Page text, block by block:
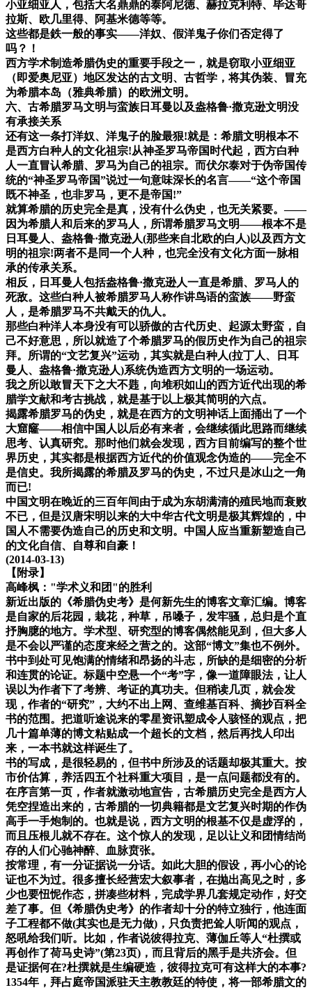
小亚细亚人，包括大名鼎鼎的泰阿尼徳、赫拉克利特、毕达哥
拉斯、欧几里得、阿基米德等等。
这些都是鉄一般的事实——洋奴、假洋鬼子你们否定得了
吗？！
西方学术制造希腊伪史的重要手段之一，就是窃取小亚细亚
（即爱奥尼亚）地区发达的古文明、古哲学，将其伪装、冒充
为希腊本岛（雅典希腊）的欧洲文明。
六、古希腊罗马文明与蛮族日耳曼以及盎格鲁·撒克逊文明没
有承接关系
还有这一条打洋奴、洋鬼子的脸最狠!就是：希腊文明根本不
是西方白种人的文化祖宗!从神圣罗马帝国时代起，西方白种
人一直冒认希腊、罗马为自己的祖宗。而伏尔泰对于伪帝国传
统的“神圣罗马帝国”说过一句意味深长的名言——“这个帝国
既不神圣，也非罗马，更不是帝国!”
就算希腊的历史完全是真，没有什么伪史，也无关紧要。——
因为希腊人和后来的罗马人，所谓希腊罗马文明——根本不是
日耳曼人、盎格鲁·撒克逊人(那些来自北欧的白人)以及西方文
明的祖宗!两者不是同一个人种，也完全没有文化方面一脉相
承的传承关系。
相反，日耳曼人包括盎格鲁·撒克逊人一直是希腊、罗马人的
死敌。这些白种人被希腊罗马人称作讲鸟语的蛮族——野蛮
人，是希腊罗马不共戴天的仇人。
那些白种洋人本身没有可以骄傲的古代历史、起源太野蛮，自
己不好意思，所以就造了个希腊罗马的假历史作为自己的祖宗
拜。所谓的“文艺复兴”运动，其实就是白种人(拉丁人、日耳
曼人、盎格鲁·撒克逊人)系统伪造西方文明的一场运动。
我之所以敢冒天下之大不韪，向堆积如山的西方近代出现的希
腊学文献和考古挑战，就是基于以上极其简明的六点。
揭露希腊罗马的伪史，就是在西方的文明神话上面捅出了一个
大窟窿——相信中国人以后必有来者，会继续循此思路而继续
思考、认真研究。那时他们就会发现，西方目前编写的整个世
界历史，其实都是根据西方近代的价值观念伪造的——完全不
是信史。我所揭露的希腊及罗马的伪史，不过只是冰山之一角
而已!
中国文明在晚近的三百年间由于成为东胡满清的殖民地而衰败
不已，但是汉唐宋明以来的大中华古代文明是极其辉煌的，中
国人不需要伪造自己的历史和文明。中国人应当重新塑造自己
的文化自信、自尊和自豪！
(2014-03-13)
【附录】
高峰枫："学术义和团"的胜利
新近出版的《希腊伪史考》是何新先生的博客文章汇编。博客
是自家的后花园，栽花，种草，吊嗓子，发牢骚，总归是个直
抒胸臆的地方。学术型、研究型的博客偶然能见到，但大多人
是不会以严谨的态度来经之营之的。这部“博文”集也不例外。
书中到处可见饱满的情绪和昂扬的斗志，所缺的是细密的分析
和连贯的论证。标题中空悬一个“考”字，像一道障眼法，让人
误以为作者下了考辨、考证的真功夫。但稍读几页，就会发
现，作者的“研究”，大约不出上网、查维基百科、摘抄百科全
书的范围。把道听途说来的零星资讯塑成令人骇怪的观点，把
几十篇单薄的博文粘贴成一个超长的文档，然后再找人印出
来，一本书就这样诞生了。
书的写成，是很轻易的，但书中所涉及的话题却极其重大。按
市价估算，养活四五个社科重大项目，是一点问题都没有的。
在序言第一页，作者就激动地宣告，古希腊历史完全是西方人
凭空捏造出来的，古希腊的一切典籍都是文艺复兴时期的作伪
高手一手炮制的。也就是说，西方文明的根基不仅是虚浮的，
而且压根儿就不存在。这个惊人的发现，足以让义和团情结尚
存的人们心驰神醉、血脉贲张。
按常理，有一分证据说一分话。如此大胆的假设，再小心的论
证也不为过。很多擅长经营宏大叙事者，在抛出高见之时，多
少也要忸怩作态，拼凑些材料，完成学界几套规定动作，好交
差了事。但《希腊伪史考》的作者却十分的特立独行，他连面
子工程都不做(其实也是无力做)，只负责把耸人听闻的观点，
怒吼给我们听。比如，作者说彼得拉克、薄伽丘等人“杜撰或
再创作了荷马史诗”(第23页)，而且背后的黑手是共济会。但
是证据何在?杜撰就是生编硬造，彼得拉克可有这样大的本事?
1354年，拜占庭帝国派驻天主教教廷的特使，将一部希腊文的